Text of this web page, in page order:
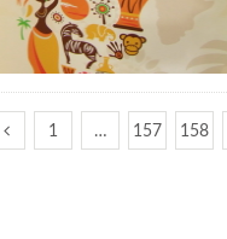
1 … 157 158